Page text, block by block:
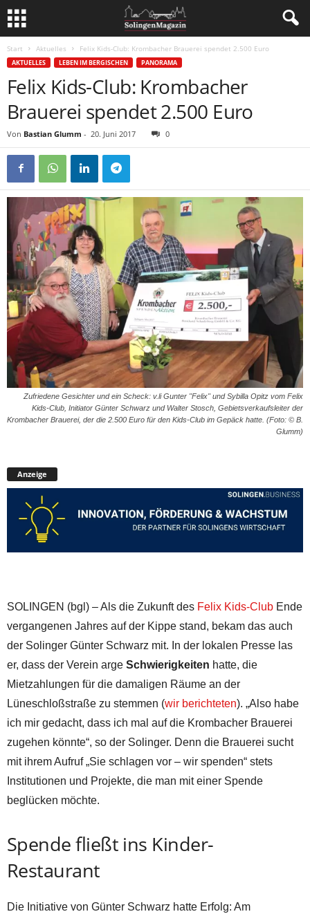
Start Aktuelles Felix Kids-Club: Krombacher Brauerei spendet 2.500 Euro
AKTUELLES LEBEN IM BERGISCHEN PANORAMA
Felix Kids-Club: Krombacher
Brauerei spendet 2.500 Euro
Von Bastian Glumm - 20. Juni 2017 0
Zufriedene Gesichter und ein Scheck: v.li Gunter "Felix" und Sybilla Opitz vom Felix
Kids-Club, Initiator Günter Schwarz und Walter Stosch, Gebietsverkaufsleiter der
Krombacher Brauerei, der die 2.500 Euro für den Kids-Club im Gepäck hatte. (Foto: © B.
Glumm)
Anzeige
SOLINGEN (bgl) – Als die Zukunft des Felix Kids-Club Ende
vergangenen Jahres auf der Kippe stand, bekam das auch
der Solinger Günter Schwarz mit. In der lokalen Presse las
er, dass der Verein arge Schwierigkeiten hatte, die
Mietzahlungen für die damaligen Räume an der
Lüneschloßstraße zu stemmen (wir berichteten). „Also habe
ich mir gedacht, dass ich mal auf die Krombacher Brauerei
zugehen könnte“, so der Solinger. Denn die Brauerei sucht
mit ihrem Aufruf „Sie schlagen vor – wir spenden“ stets
Institutionen und Projekte, die man mit einer Spende
beglücken möchte.
Spende fließt ins Kinder-
Restaurant
Die Initiative von Günter Schwarz hatte Erfolg: Am